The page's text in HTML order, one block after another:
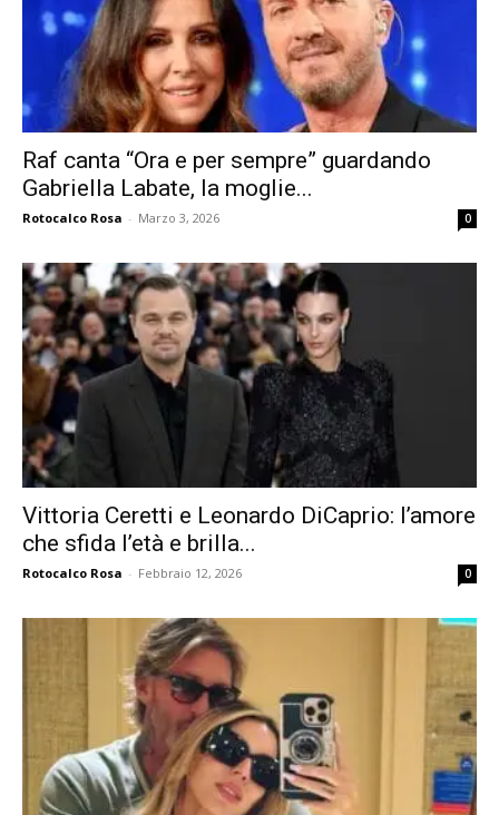
Raf canta “Ora e per sempre” guardando
Gabriella Labate, la moglie...
Rotocalco Rosa - Marzo 3, 2026 0
Vittoria Ceretti e Leonardo DiCaprio: l’amore
che sfida l’età e brilla...
Rotocalco Rosa - Febbraio 12, 2026 0